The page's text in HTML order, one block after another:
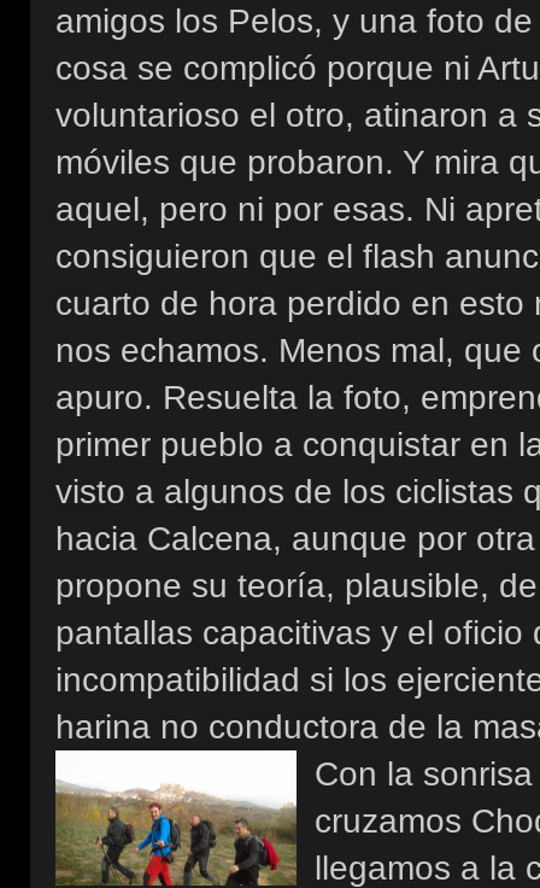
amigos los Pelos, y una foto
cosa se complicó porque ni
voluntarioso el otro, atinaron a
móviles que probaron. Y mira
aquel, pero ni por esas. Ni
consiguieron que el flash
cuarto de hora perdido en
nos echamos. Menos mal,
apuro. Resuelta la foto,
primer pueblo a conquistar en
visto a algunos de los ciclistas
hacia Calcena, aunque por
propone su teoría, plausible,
pantallas capacitivas y el
incompatibilidad si los
harina no conductora de la
Con la
cruzamos
llegamos a la